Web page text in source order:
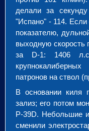
делали за
"Испано" - 114. Если
показателю,
выходную скорость
за D-1: 1406
патронов на ствол
В основании киля
зализ; его потом
P-39D. Небольшие
сменили